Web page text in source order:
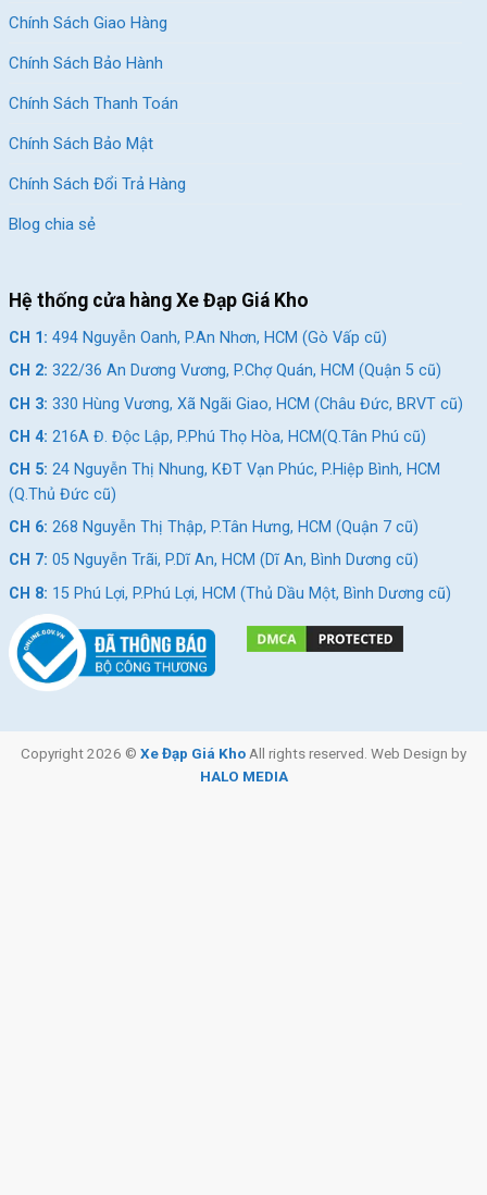
Chính Sách Giao Hàng
Chính Sách Bảo Hành
Chính Sách Thanh Toán
Chính Sách Bảo Mật
Chính Sách Đổi Trả Hàng
Blog chia sẻ
Hệ thống cửa hàng Xe Đạp Giá Kho
CH 1: 494 Nguyễn Oanh, P.An Nhơn, HCM (Gò Vấp cũ)
CH 2: 322/36 An Dương Vương, P.Chợ Quán, HCM (Quận 5 cũ)
CH 3: 330 Hùng Vương, Xã Ngãi Giao, HCM (Châu Đức, BRVT cũ)
CH 4: 216A Đ. Độc Lập, P.Phú Thọ Hòa, HCM(Q.Tân Phú cũ)
CH 5: 24 Nguyễn Thị Nhung, KĐT Vạn Phúc, P.Hiệp Bình, HCM
(Q.Thủ Đức cũ)
CH 6: 268 Nguyễn Thị Thập, P.Tân Hưng, HCM (Quận 7 cũ)
CH 7: 05 Nguyễn Trãi, P.Dĩ An, HCM (Dĩ An, Bình Dương cũ)
CH 8: 15 Phú Lợi, P.Phú Lợi, HCM (Thủ Dầu Một, Bình Dương cũ)
Copyright 2026 © Xe Đạp Giá Kho All rights reserved. Web Design by
HALO MEDIA